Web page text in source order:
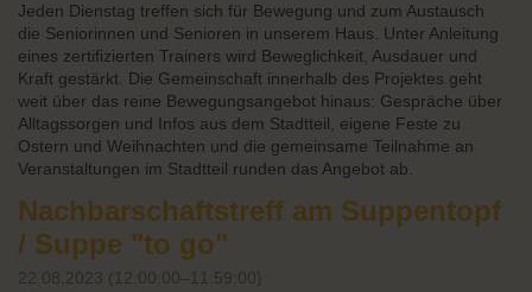
Jeden Dienstag treffen sich für Bewegung und zum Austausch
die Seniorinnen und Senioren in unserem Haus. Unter Anleitung
eines zertifizierten Trainers wird Beweglichkeit, Ausdauer und
Kraft gestärkt. Die Gemeinschaft innerhalb des Projektes geht
weit über das reine Bewegungsangebot hinaus: Gespräche über
Alltagssorgen und Infos aus dem Stadtteil, eigene Feste zu
Ostern und Weihnachten und die gemeinsame Teilnahme an
Veranstaltungen im Stadtteil runden das Angebot ab.
Nachbarschaftstreff am Suppentopf
/ Suppe "to go"
22.08.2023 (12:00:00–11:59:00)